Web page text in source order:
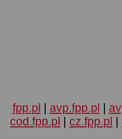
fpp.pl | avp.fpp.pl |
cod.fpp.pl | cz.fpp.pl |